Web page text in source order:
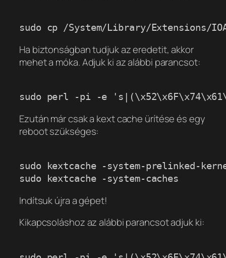
Ha biztonságban tudjuk az eredetit, akkor
mehet a móka. Adjuk ki az alábbi parancsot:
Ezután már csak a kext cache ürítése és egy
reboot szükséges:
sudo kextcache -system-prelinked-
Indítsuk újra a gépet!
Kikapcsoláshoz az alábbi parancsot adjuk ki: